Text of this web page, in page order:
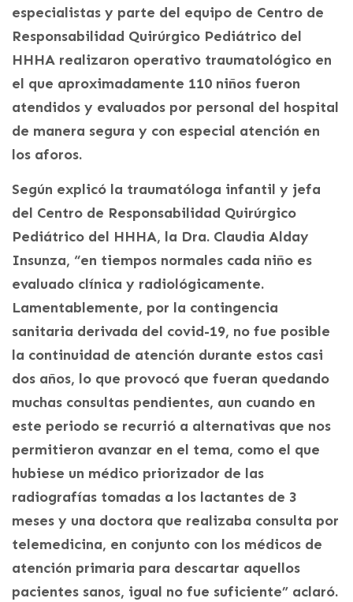
especialistas y parte del equipo de Centro de
Responsabilidad Quirúrgico Pediátrico del
HHHA realizaron operativo traumatológico en
el que aproximadamente 110 niños fueron
atendidos y evaluados por personal del hospital
de manera segura y con especial atención en
los aforos.
Según explicó la traumatóloga infantil y jefa
del Centro de Responsabilidad Quirúrgico
Pediátrico del HHHA, la Dra. Claudia Alday
Insunza, “en tiempos normales cada niño es
evaluado clínica y radiológicamente.
Lamentablemente, por la contingencia
sanitaria derivada del covid-19, no fue posible
la continuidad de atención durante estos casi
dos años, lo que provocó que fueran quedando
muchas consultas pendientes, aun cuando en
este periodo se recurrió a alternativas que nos
permitieron avanzar en el tema, como el que
hubiese un médico priorizador de las
radiografías tomadas a los lactantes de 3
meses y una doctora que realizaba consulta por
telemedicina, en conjunto con los médicos de
atención primaria para descartar aquellos
pacientes sanos, igual no fue suficiente” aclaró.